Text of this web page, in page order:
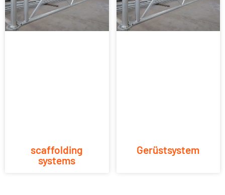
scaffolding
systems
Gerüstsystem